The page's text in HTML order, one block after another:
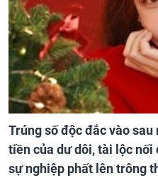
Trúng số độc đắc vào
tiền của dư dôi, tài lộc nối
sự nghiệp phất lên trông